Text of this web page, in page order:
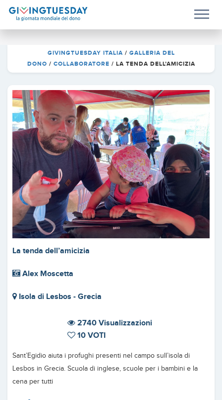
GIVINGTUESDAY ITALIA / GALLERIA DEL
DONO / COLLABORATORE / LA TENDA DELL’AMICIZIA
La tenda dell’amicizia
Alex Moscetta
Isola di Lesbos - Grecia
2740 Visualizzazioni
10 VOTI
Sant’Egidio aiuta i profughi presenti nel campo sull’isola di
Lesbos in Grecia. Scuola di inglese, scuole per i bambini e la
cena per tutti